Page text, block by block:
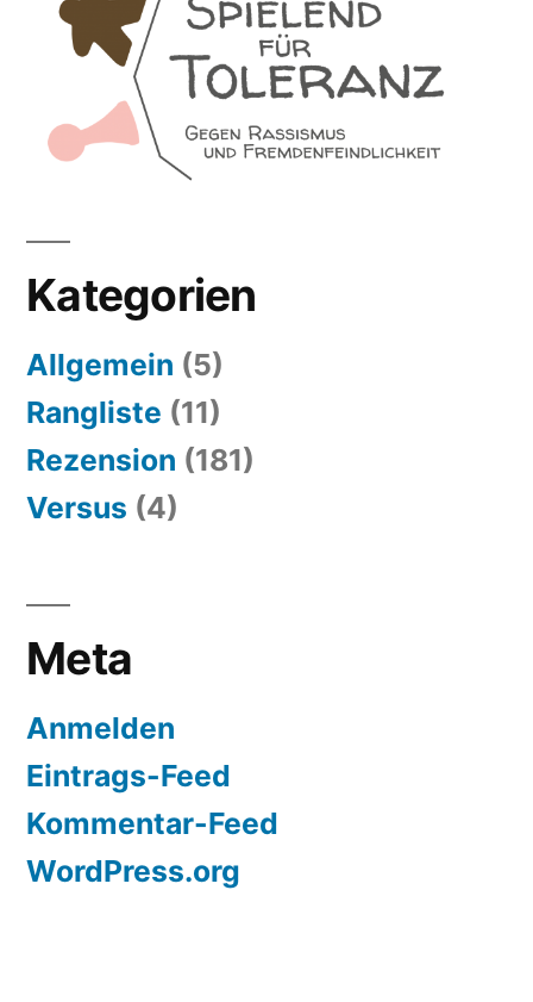
Kategorien
Allgemein (5)
Rangliste (11)
Rezension (181)
Versus (4)
Meta
Anmelden
Eintrags-Feed
Kommentar-Feed
WordPress.org